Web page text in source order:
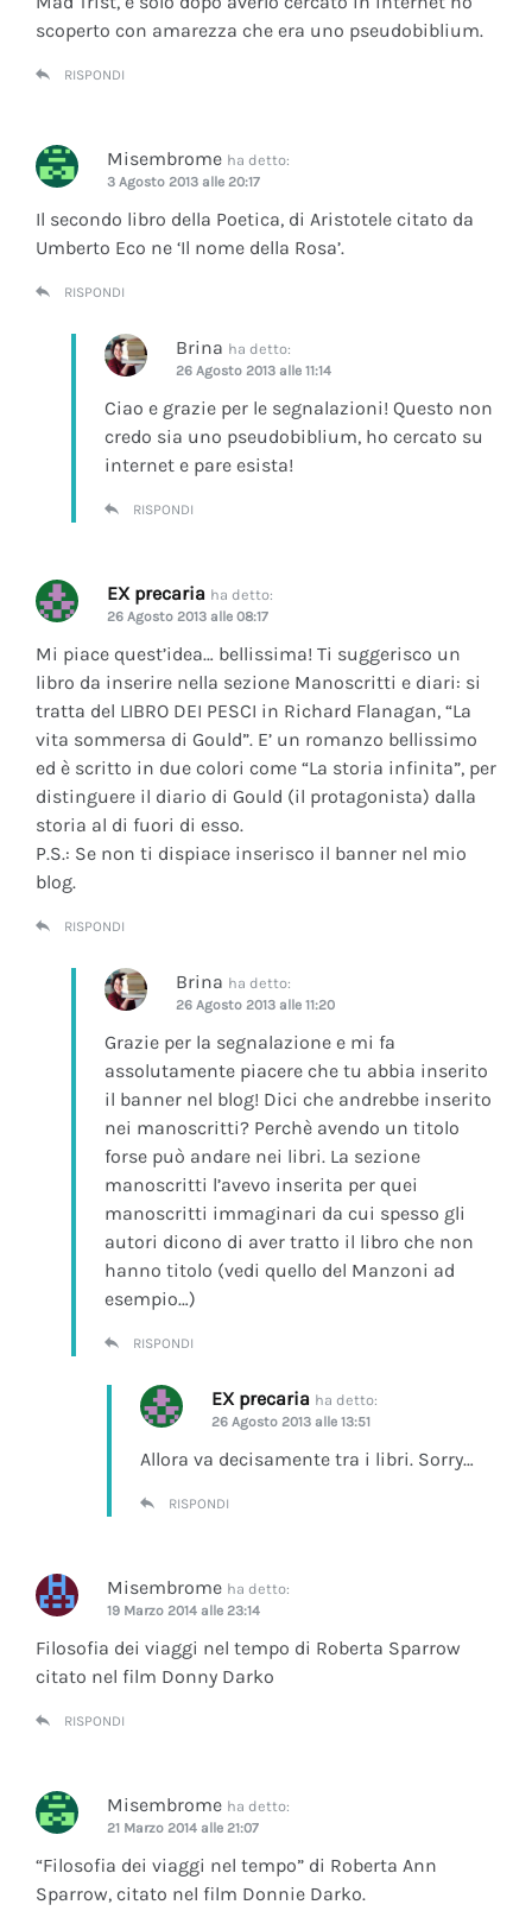
scoperto con amarezza che era uno pseudobiblium.
RISPONDI
Misembrome ha detto:
3 Agosto 2013 alle 20:17
Il secondo libro della Poetica, di Aristotele citato da
Umberto Eco ne ‘Il nome della Rosa’.
RISPONDI
Brina ha detto:
26 Agosto 2013 alle 11:14
Ciao e grazie per le segnalazioni! Questo non
credo sia uno pseudobiblium, ho cercato su
internet e pare esista!
RISPONDI
EX precaria ha detto:
26 Agosto 2013 alle 08:17
Mi piace quest’idea… bellissima! Ti suggerisco un
libro da inserire nella sezione Manoscritti e diari: si
tratta del LIBRO DEI PESCI in Richard Flanagan, “La
vita sommersa di Gould”. E’ un romanzo bellissimo
ed è scritto in due colori come “La storia infinita”, per
distinguere il diario di Gould (il protagonista) dalla
storia al di fuori di esso.
P.S.: Se non ti dispiace inserisco il banner nel mio
blog.
RISPONDI
Brina ha detto:
26 Agosto 2013 alle 11:20
Grazie per la segnalazione e mi fa
assolutamente piacere che tu abbia inserito
il banner nel blog! Dici che andrebbe inserito
nei manoscritti? Perchè avendo un titolo
forse può andare nei libri. La sezione
manoscritti l’avevo inserita per quei
manoscritti immaginari da cui spesso gli
autori dicono di aver tratto il libro che non
hanno titolo (vedi quello del Manzoni ad
esempio…)
RISPONDI
EX precaria ha detto:
26 Agosto 2013 alle 13:51
Allora va decisamente tra i libri. Sorry…
RISPONDI
Misembrome ha detto:
19 Marzo 2014 alle 23:14
Filosofia dei viaggi nel tempo di Roberta Sparrow
citato nel film Donny Darko
RISPONDI
Misembrome ha detto:
21 Marzo 2014 alle 21:07
“Filosofia dei viaggi nel tempo” di Roberta Ann
Sparrow, citato nel film Donnie Darko.